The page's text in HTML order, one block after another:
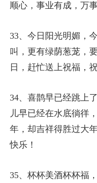
顺心，事业有成，万
33、今日阳光明媚，
叫，更有绿荫葱茏，
日，赶忙送上祝福，
34、喜鹊早已经跳上
儿早已经在水底徜徉
年，却吉祥得胜过大
快乐！
35、杯杯美酒杯杯福